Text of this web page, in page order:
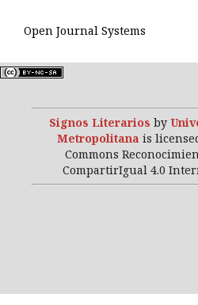
Open Journal Systems
Signos Literarios by
Metropolitana is
Commons
CompartirIgual 4.0